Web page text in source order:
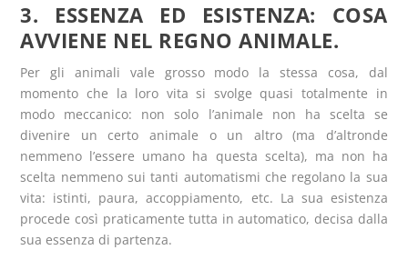
3. ESSENZA ED ESISTENZA: COSA
AVVIENE NEL REGNO ANIMALE.
Per gli animali vale grosso modo la stessa cosa, dal
momento che la loro vita si svolge quasi totalmente in
modo meccanico: non solo l’animale non ha scelta se
divenire un certo animale o un altro (ma d’altronde
nemmeno l’essere umano ha questa scelta), ma non ha
scelta nemmeno sui tanti automatismi che regolano la sua
vita: istinti, paura, accoppiamento, etc. La sua esistenza
procede così praticamente tutta in automatico, decisa dalla
sua essenza di partenza.